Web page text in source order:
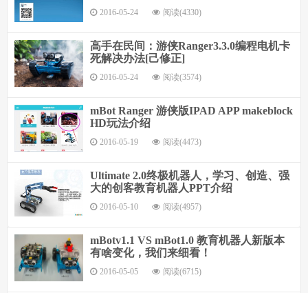
2016-05-24 阅读(4330)
高手在民间：游侠Ranger3.3.0编程电机卡
死解决办法[己修正]
2016-05-24 阅读(3574)
mBot Ranger 游侠版IPAD APP makeblock
HD玩法介绍
2016-05-19 阅读(4473)
Ultimate 2.0终极机器人，学习、创造、强
大的创客教育机器人PPT介绍
2016-05-10 阅读(4957)
mBotv1.1 VS mBot1.0 教育机器人新版本
有啥变化，我们来细看！
2016-05-05 阅读(6715)